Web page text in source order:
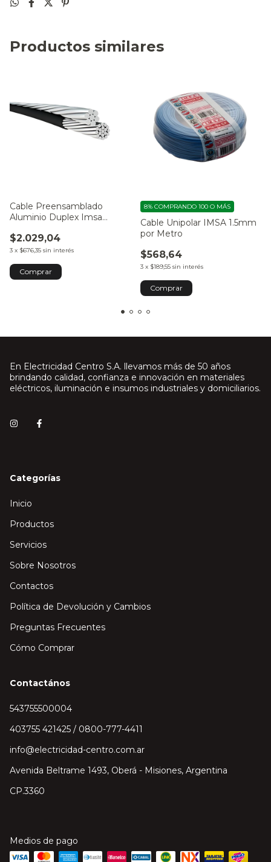
Productos similares
Cable Preensamblado
Aluminio Duplex Imsa
Metro
$2.029,04
3 x $676,35 sin interés
Cable Unipolar IMSA 1.5mm
por Metro
$568,64
3 x $189,55 sin interés
8% COMPRANDO 100 O MÁS
Comprar
En Electricidad Centro S.A. llevamos más de 50 años
brindando calidad, confianza e innovación en materiales
eléctricos, iluminación e insumos industriales y domiciliarios.
Categorías
Inicio
Productos
Servicios
Sobre Nosotros
Contactos
Política de Devolución y Cambios
Preguntas Frecuentes
Cómo Comprar
Contactános
543755500004
403755 421425 / 0800-777-4411
info@electricidad-centro.com.ar
Avenida Beltrame 1493, Oberá - Misiones, Argentina
CP.3360
Medios de pago